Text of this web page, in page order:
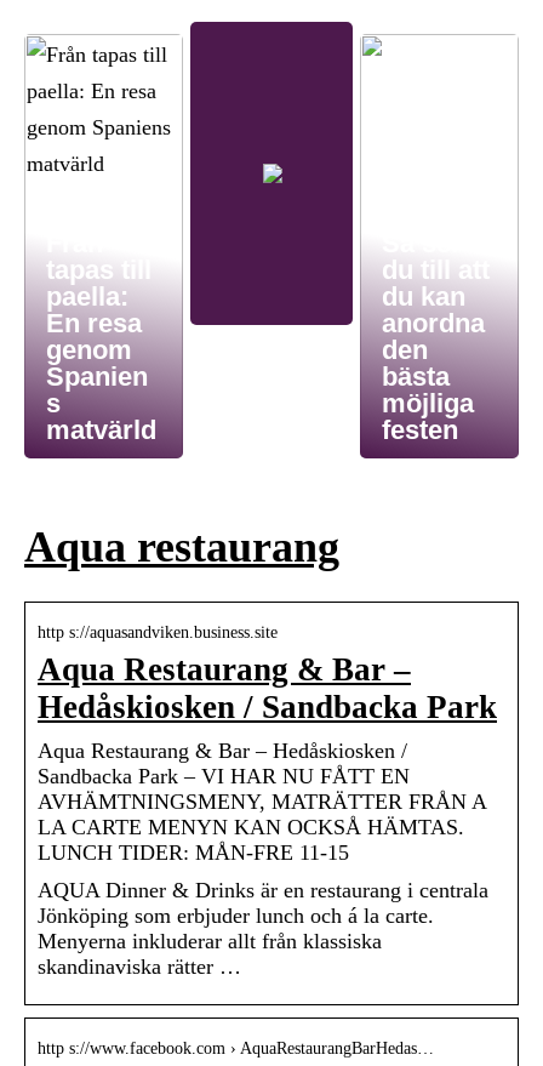
tapas till
paella:
En resa
genom
Spanien
s
matvärld
du till att
du kan
anordna
den
bästa
möjliga
festen
Aqua restaurang
http s://aquasandviken.business.site
Aqua Restaurang & Bar –
Hedåskiosken / Sandbacka Park
Aqua Restaurang & Bar – Hedåskiosken /
Sandbacka Park – VI HAR NU FÅTT EN
AVHÄMTNINGSMENY, MATRÄTTER FRÅN A
LA CARTE MENYN KAN OCKSÅ HÄMTAS.
LUNCH TIDER: MÅN-FRE 11-15
AQUA Dinner & Drinks är en restaurang i centrala
Jönköping som erbjuder lunch och á la carte.
Menyerna inkluderar allt från klassiska
skandinaviska rätter …
http s://www.facebook.com › AquaRestaurangBarHedas…